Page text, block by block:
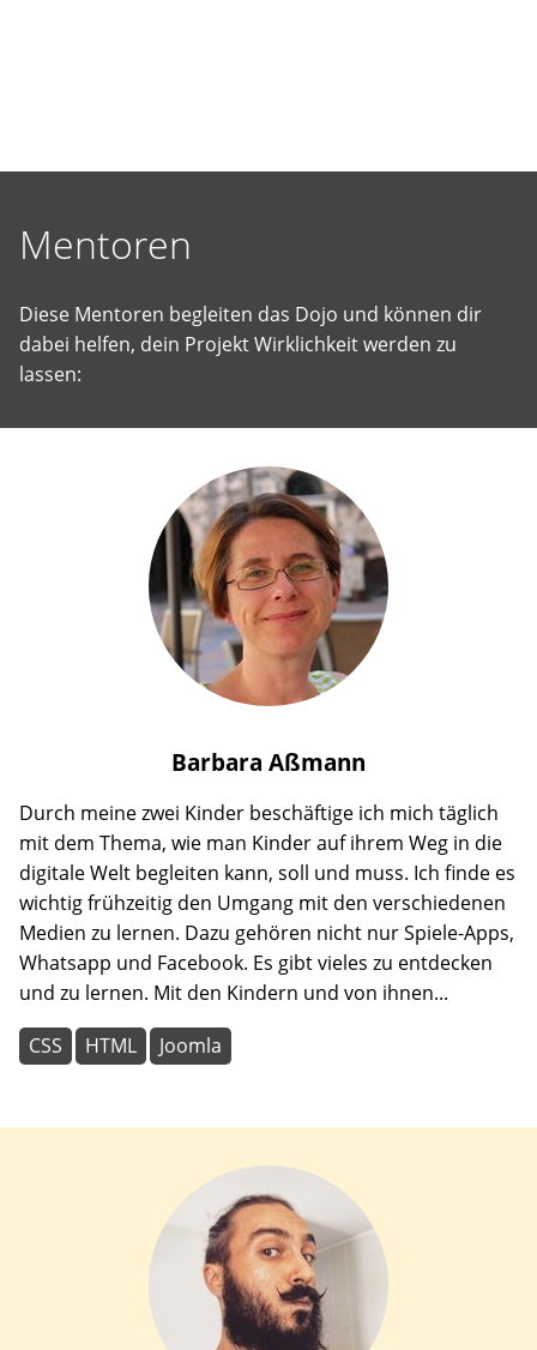
zu
Mentoren
Diese Mentoren begleiten das Dojo und können dir
dabei helfen, dein Projekt Wirklichkeit werden zu
lassen:
Barbara Aßmann
Durch meine zwei Kinder beschäftige ich mich täglich
mit dem Thema, wie man Kinder auf ihrem Weg in die
digitale Welt begleiten kann, soll und muss. Ich finde es
wichtig frühzeitig den Umgang mit den verschiedenen
Medien zu lernen. Dazu gehören nicht nur Spiele-Apps,
Whatsapp und Facebook. Es gibt vieles zu entdecken
und zu lernen. Mit den Kindern und von ihnen...
CSS HTML Joomla